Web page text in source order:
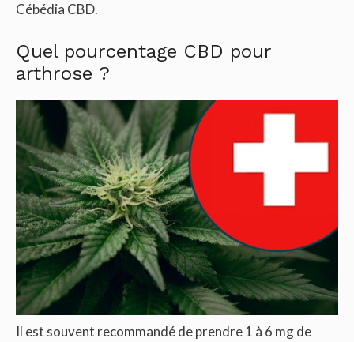
Cébédia CBD.
Quel pourcentage CBD pour
arthrose ?
Il est souvent recommandé de prendre 1 à 6 mg de